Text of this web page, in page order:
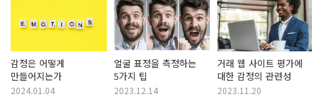
감정은 어떻게
만들어지는가
2024.01.04
얼굴 표정을 측정하는
5가지 팁
2023.12.14
거래 웹 사이트 평가에
대한 감정의 관련성
2023.11.20